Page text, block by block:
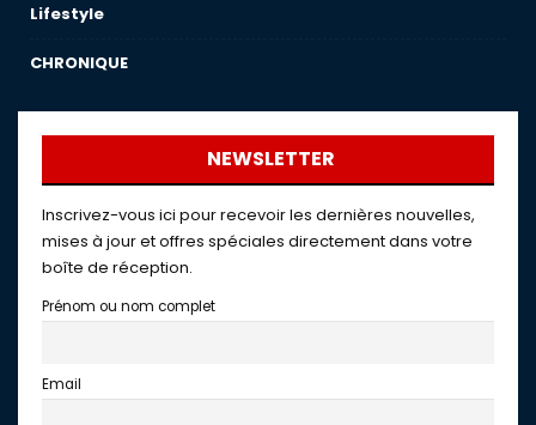
Lifestyle
CHRONIQUE
NEWSLETTER
Inscrivez-vous ici pour recevoir les dernières nouvelles,
mises à jour et offres spéciales directement dans votre
boîte de réception.
Prénom ou nom complet
Email